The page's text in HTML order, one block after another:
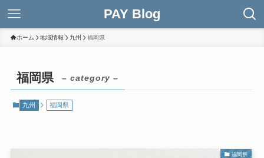
PAY Blog
ホーム 地域情報 九州 福岡県
福岡県 – category –
九州 福岡県
福岡県